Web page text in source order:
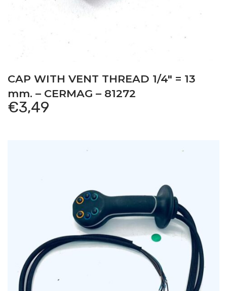
CAP WITH VENT THREAD 1/4″ = 13
mm. – CERMAG – 81272
€3,49